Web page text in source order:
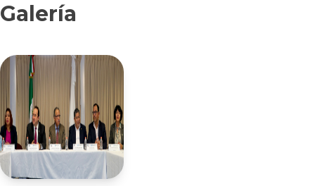
Galería